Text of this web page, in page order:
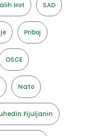
Hot SAD
Priboj
OSCE
Nato
Fijuljanin